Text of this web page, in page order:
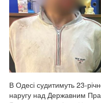
В Одесі судитимуть 23-
наругу над Державним